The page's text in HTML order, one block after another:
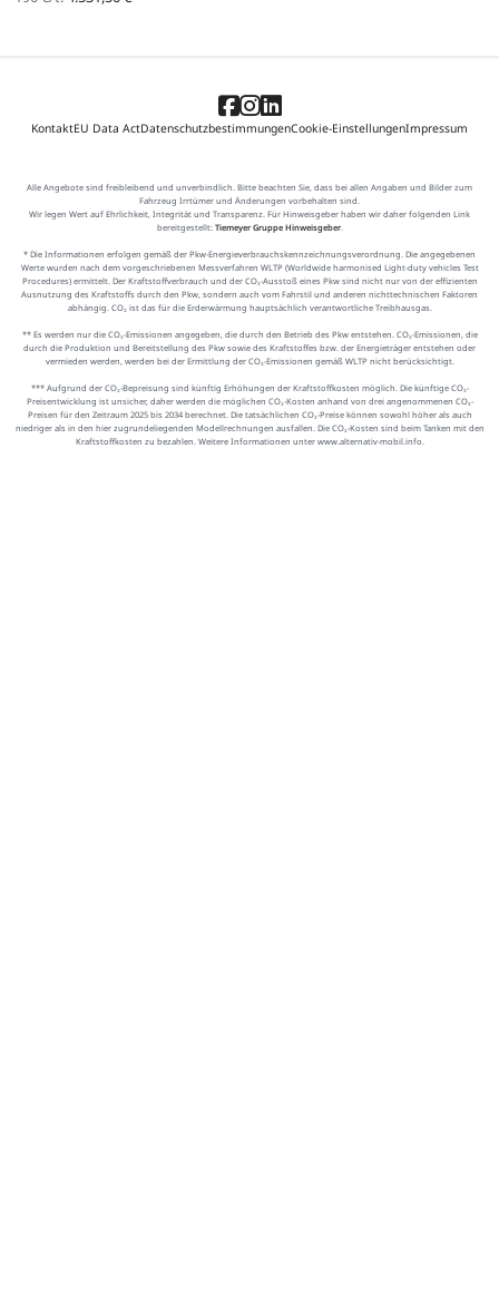
KontaktEU Data ActDatenschutzbestimmungenCookie-EinstellungenImpressum
Alle Angebote sind freibleibend und unverbindlich. Bitte beachten Sie, dass bei allen Angaben und Bilder zum
Fahrzeug Irrtümer und Änderungen vorbehalten sind.
Wir legen Wert auf Ehrlichkeit, Integrität und Transparenz. Für Hinweisgeber haben wir daher folgenden Link
bereitgestellt: Tiemeyer Gruppe Hinweisgeber.
* Die Informationen erfolgen gemäß der Pkw-Energieverbrauchskennzeichnungsverordnung. Die angegebenen
Werte wurden nach dem vorgeschriebenen Messverfahren WLTP (Worldwide harmonised Light-duty vehicles Test
Procedures) ermittelt. Der Kraftstoffverbrauch und der CO₂-Ausstoß eines Pkw sind nicht nur von der effizienten
Ausnutzung des Kraftstoffs durch den Pkw, sondern auch vom Fahrstil und anderen nichttechnischen Faktoren
abhängig. CO₂ ist das für die Erderwärmung hauptsächlich verantwortliche Treibhausgas.
** Es werden nur die CO₂-Emissionen angegeben, die durch den Betrieb des Pkw entstehen. CO₂-Emissionen, die
durch die Produktion und Bereitstellung des Pkw sowie des Kraftstoffes bzw. der Energieträger entstehen oder
vermieden werden, werden bei der Ermittlung der CO₂-Emissionen gemäß WLTP nicht berücksichtigt.
*** Aufgrund der CO₂-Bepreisung sind künftig Erhöhungen der Kraftstoffkosten möglich. Die künftige CO₂-
Preisentwicklung ist unsicher, daher werden die möglichen CO₂-Kosten anhand von drei angenommenen CO₂-
Preisen für den Zeitraum 2025 bis 2034 berechnet. Die tatsächlichen CO₂-Preise können sowohl höher als auch
niedriger als in den hier zugrundeliegenden Modellrechnungen ausfallen. Die CO₂-Kosten sind beim Tanken mit den
Kraftstoffkosten zu bezahlen. Weitere Informationen unter www.alternativ-mobil.info.